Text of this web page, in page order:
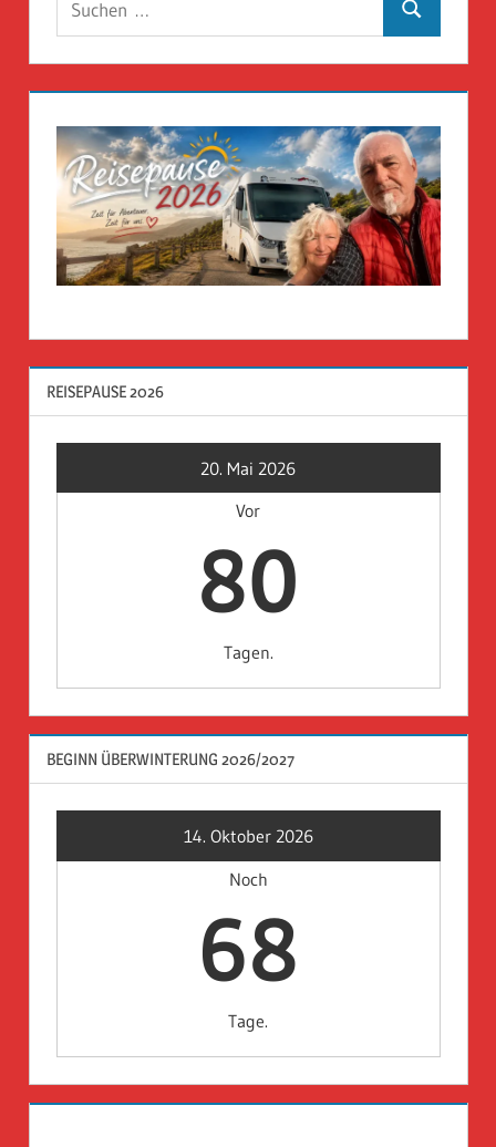
Suchen
REISEPAUSE 2026
20. Mai 2026
Vor
80
Tagen.
BEGINN ÜBERWINTERUNG 2026/2027
14. Oktober 2026
Noch
68
Tage.